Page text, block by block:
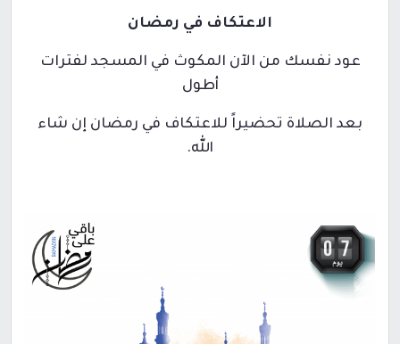
الاعتكاف في رمضان
عود نفسك من الآن المكوث في المسجد لفترات
أطول
بعد الصلاة تحضيراً للاعتكاف في رمضان إن شاء
الله.